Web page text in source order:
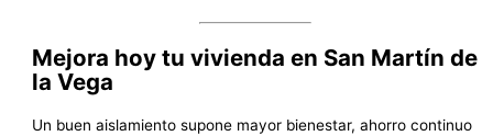
Mejora hoy tu vivienda en San Martín de
la Vega
Un buen aislamiento supone mayor bienestar, ahorro continuo